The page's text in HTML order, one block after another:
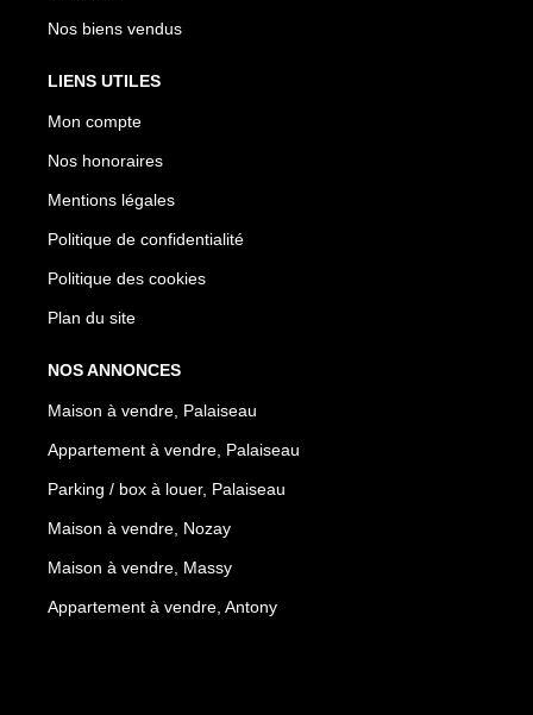
Nos biens vendus
LIENS UTILES
Mon compte
Nos honoraires
Mentions légales
Politique de confidentialité
Politique des cookies
Plan du site
NOS ANNONCES
Maison à vendre, Palaiseau
Appartement à vendre, Palaiseau
Parking / box à louer, Palaiseau
Maison à vendre, Nozay
Maison à vendre, Massy
Appartement à vendre, Antony